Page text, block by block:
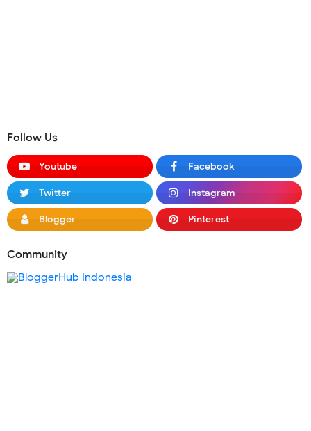
Follow Us
Youtube Facebook
Twitter Instagram
Blogger Pinterest
Community